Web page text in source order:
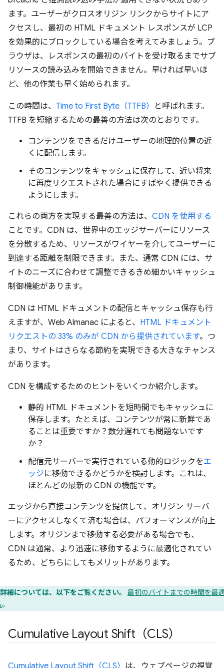
ます。ユーザーがクロスオリジン リンクからサイトにア
クセスし、最初の HTML ドキュメント レスポンスが LCP
を効果的にブロックしている場合を考えてみましょう。ブ
ラウザは、レスポンスの最初のバイトを受け取るまでサブ
リソースの読み込みを開始できません。早ければ早いほ
ど、他の作業も早く始められます。
この時間は、 Time to First Byte（TTFB）
と呼ばれます。
TTFB を短縮するための最善の方法は次のとおりです。
コンテンツをできるだけユーザーの地理的位置の近
くに配信します。
そのコンテンツをキャッシュに保存して、近い将来
に再度リクエストされた場合にすばやく提供できる
ようにします。
これらの両方を実現する最善の方法は、 CDN を使用する
ことです。CDN は、世界中のエッジサーバーにリソース
を分散するため、リソースがワイヤーを介してユーザーに
到達する距離を制限できます。また、通常 CDN には、サ
イトのニーズに合わせて調整できるきめ細かいキャッシュ
制御機能があります。
CDN は HTML ドキュメントの配信とキャッシュ保存も行
えますが、Web Almanac によると、 HTML ドキュメント
リクエストの 33% のみが CDN から提供されています。つ
まり、サイトはさらなる節約を実現できる大きなチャンス
があります。
CDN を構成するためのヒントをいくつか紹介します。
静的 HTML ドキュメントを短時間でもキャッシュに
保存します。たとえば、コンテンツが常に新鮮であ
ることは重要ですか？数分遅れても問題ないです
か？
配信元サーバーで実行されている動的ロジックをエ
ッジに移動できるかどうかを検討します。これは、
ほとんどの最新の CDN の機能です。
エッジから直接コンテンツを提供して、オリジン サーバ
ーにアクセスしなくて済む場合は、パフォーマンスが向上
します。オリジンまで移動する必要がある場合でも、
CDN は通常、より迅速に移動するように最適化されてい
るため、どちらにしてもメリットがあります。
詳細については、以下をご覧ください。
最初のバイトまでの時間を最
。
Cumulative Layout Shift（CLS）
Cumulative Layout Shift（CLS） は、ウェブページの視覚